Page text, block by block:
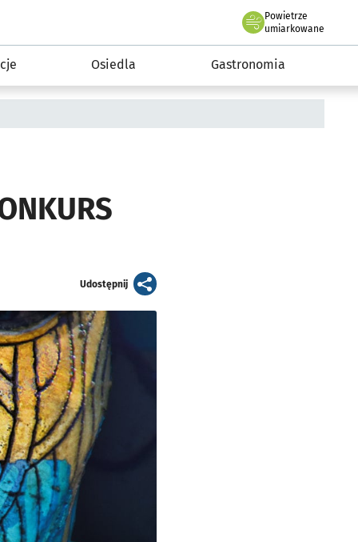
Powietrze
we Wrocławiu
umiarkowane
Osiedla Gastronomia
Udostępnijartykuł